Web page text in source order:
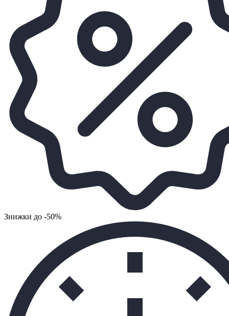
Знижки до -50%